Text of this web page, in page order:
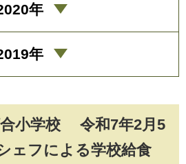
合小学校 令和7年2月5
フによる学校給食
年
年